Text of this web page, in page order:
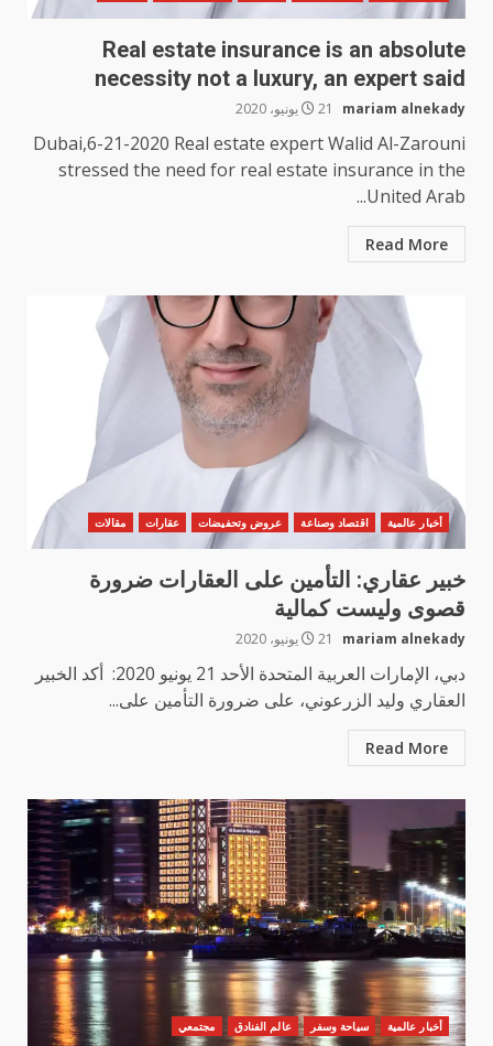
Real estate insurance is an absolute
necessity not a luxury, an expert said
mariam alnekady 21 يونيو، 2020
Dubai,6-21-2020 Real estate expert Walid Al-Zarouni
stressed the need for real estate insurance in the
United Arab...
Read More
أخبار عالمية اقتصاد وصناعة عروض وتحفيضات عقارات مقالات
خبير عقاري: التأمين على العقارات ضرورة
قصوى وليست كمالية
mariam alnekady 21 يونيو، 2020
دبي، الإمارات العربية المتحدة الأحد 21 يونيو 2020: أكد الخبير
العقاري وليد الزرعوني، على ضرورة التأمين على...
Read More
أخبار عالمية سياحة وسفر عالم الفنادق مجتمعي